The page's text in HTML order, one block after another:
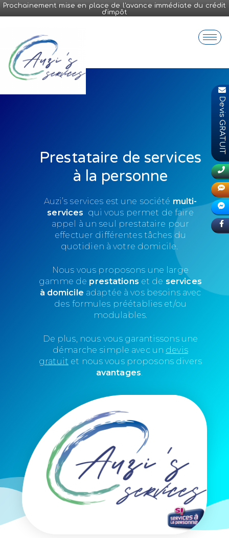
Prochainement mise en place de l'avance immédiate du crédit
d'impôt
Prestataire de services
à la personne
Auzi’s services est une société multi-
services qui vous permet de faire
appel à un seul prestataire pour
effectuer différentes tâches du
quotidien à votre domicile.
Nous vous proposons une large
gamme de prestations et de services
à domicile adaptée à vos besoins avec
des formules préétablies et/ou
modulables.
De plus, nous vous garantissons une
démarche simple avec un devis
gratuit et nous vous proposons divers
avantages.
Devis GRATUIT